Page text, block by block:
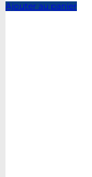
Ajouter au panier